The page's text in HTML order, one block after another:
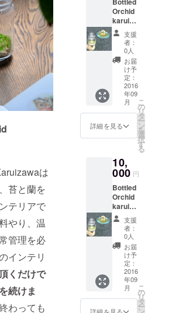
は
苔と蘭を
テリアで
やり、温
管理を必
インテリ
くだけで
続けま
わっても
た。是非今
月もよろし
くお願い致
します。
環境の
おき場
所か」
をメー
ルにて
お聞か
せくだ
さい。
適宜メ
ンテナ
ンスを
施し、
払いに
てご返
す。 も
し、お
預かり
した蘭
や観葉
植物が
診断の
結果、
手の施
しよう
がない
状態の
場合
は、丁
ル 加え
て、ご
迷惑に
ならな
い範囲
で事業
の進捗
を記し
たお礼
のメー
ルをお
送りい
たしま
す。 ※
す。 発
送時点
の咲い
ている
最も状
態の良
いもの
をお送
りいた
しま
す。
楽しみ
くださ
い。 リ
ターン
内容
（１５
９０円
のお得
になり
す。）
Bottled
Orchid
２本 丁
イド
Bottled
のシー
ル 加え
て、ご
迷惑に
ならな
い範囲
で事業
の進捗
を記し
たお礼
のメー
ルをお
送りい
Orchid
karuiza
waと洋
ランイ
ンテリ
アセッ
ト
ノーメ
ンテナ
ンスで
ハンセ
ンスな
新しい
癒しの
Bottled
Orchid
Karuiza
waと室
内の可
愛い癒
しとな
る洋蘭
をセッ
トでお
届けい
たしま
す。 リ
ターン
内容
（２０
００円
支援
者：
0人
お届
け予
定：
2016
年09
月
詳細を見る
こ
の
リ
タ
ー
ン
を
選
択
す
る
10,
000 円
Bottled
Orchid
karuiza
waと洋
ランイ
ンテリ
ア
２セッ
ト
ノーメ
ンテナ
ンスで
ハンセ
ンスな
支援
者：
0人
お届
け予
定：
2016
年09
月
こ
の
リ
タ
ー